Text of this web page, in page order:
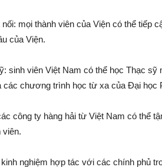
mọi thành viên của Viện có thể tiếp
của Viện.
sinh viên Việt Nam có thể học Thạc
các chương trình học từ xa của Đại học
công ty hàng hải từ Việt Nam có thể
viên.
nghiệm hợp tác với các chính phủ